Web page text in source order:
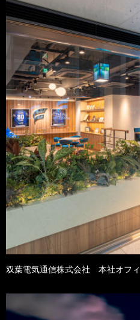
双葉電気通信株式会社 本社オフ